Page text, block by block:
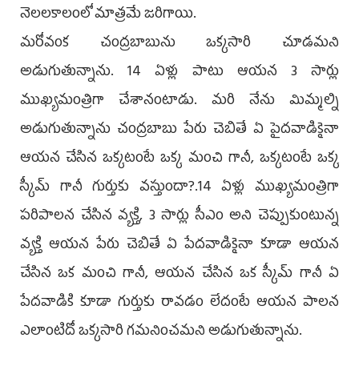
నెలలకాలంలో మాత్రమే జరిగాయి.
మరోవంక చంద్రబాబును ఒక్కసారి చూడమని
అడుగుతున్నాను. 14 ఏళ్లు పాటు ఆయన 3 సార్లు
ముఖ్యమంత్రిగా చేశానంటాడు. మరి నేను మిమ్మల్ని
అడుగుతున్నాను చంద్రబాబు పేరు చెబితే ఏ పైదవాడికైనా
ఆయన చేసిన ఒక్కటంటే ఒక్క మంచి గానీ, ఒక్కటంటే ఒక్క
స్కీమ్ గానీ గుర్తుకు వస్తుందా?.14 ఏళ్లు ముఖ్యమంత్రిగా
పరిపాలన చేసిన వ్యక్తి, 3 సార్లు సీఎం అని చెప్పుకుంటున్న
వ్యక్తి ఆయన పేరు చెబితే ఏ పేదవాడికైనా కూడా ఆయన
చేసిన ఒక మంచి గానీ, ఆయన చేసిన ఒక స్కీమ్ గానీ ఏ
పేదవాడికి కూడా గుర్తుకు రావడం లేదంటే ఆయన పాలన
ఎలాంటిదో ఒక్కసారి గమనించమని అడుగుతున్నాను.